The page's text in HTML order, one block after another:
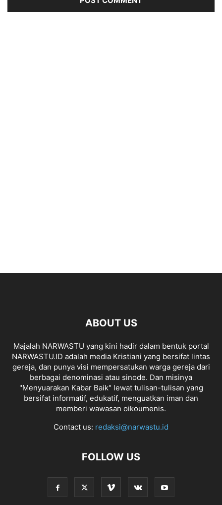
ABOUT US
Majalah NARWASTU yang kini hadir dalam bentuk portal
NARWASTU.ID adalah media Kristiani yang bersifat lintas
gereja, dan punya visi mempersatukan warga gereja dari
berbagai denominasi atau sinode. Dan misinya
"Menyuarakan Kabar Baik" lewat tulisan-tulisan yang
bersifat informatif, edukatif, menguatkan iman dan
memberi wawasan oikoumenis.
Contact us: redaksi@narwastu.id
FOLLOW US